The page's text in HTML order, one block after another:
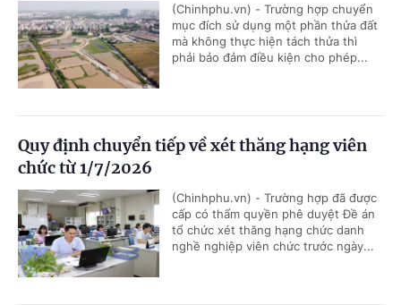
(Chinhphu.vn) - Trường hợp chuyển
mục đích sử dụng một phần thửa đất
mà không thực hiện tách thửa thì
phải bảo đảm điều kiện cho phép...
Quy định chuyển tiếp về xét thăng hạng viên
chức từ 1/7/2026
(Chinhphu.vn) - Trường hợp đã được
cấp có thẩm quyền phê duyệt Đề án
tổ chức xét thăng hạng chức danh
nghề nghiệp viên chức trước ngày...